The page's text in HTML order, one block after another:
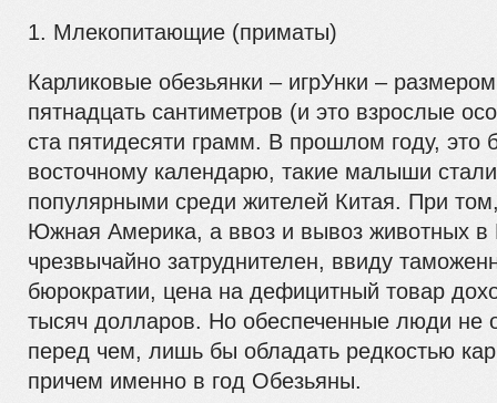
1. Млекопитающие (приматы)
Карликовые обезьянки – игрУнки –
пятнадцать сантиметров (и это взрослые
ста пятидесяти грамм. В прошлом году, это
восточному календарю, такие малыши
популярными среди жителей Китая. При
Южная Америка, а ввоз и вывоз животных в
чрезвычайно затруднителен, ввиду
бюрократии, цена на дефицитный товар
тысяч долларов. Но обеспеченные люди не
перед чем, лишь бы обладать редкостью
причем именно в год Обезьяны.